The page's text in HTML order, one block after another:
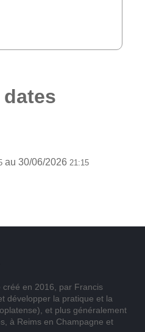
au 30/06/2026 21:15
en 2016, par Francis
développer la pratique et la
et plus généralement
à Reims en Champagne et